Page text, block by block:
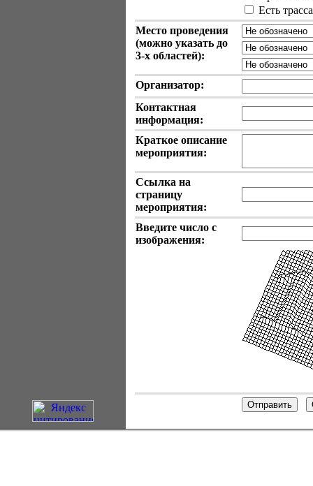
Есть
Место проведения
(можно указать до
3-х областей):
Организатор:
Контактная
информация:
Краткое описание
мероприятия:
Ссылка на
страницу
мероприятия:
Введите число с
изображения: